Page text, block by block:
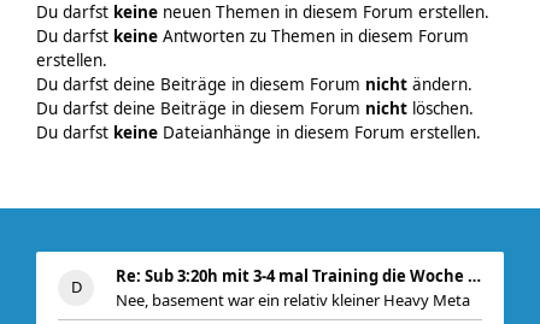
Du darfst keine neuen Themen in diesem Forum erstellen.
Du darfst keine Antworten zu Themen in diesem Forum
erstellen.
Du darfst deine Beiträge in diesem Forum nicht ändern.
Du darfst deine Beiträge in diesem Forum nicht löschen.
Du darfst keine Dateianhänge in diesem Forum erstellen.
Re: Sub 3:20h mit 3-4 mal Training die Woche machb
Nee, basement war ein relativ kleiner Heavy Meta